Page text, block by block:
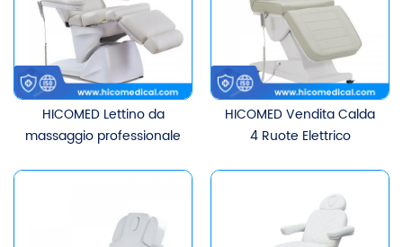
HICOMED Lettino da
massaggio professionale
bellezza multifunzionale
HICOMED Vendita Calda
4 Ruote Elettrico
Lettino da Massaggio per
Terapia Termale Viso con